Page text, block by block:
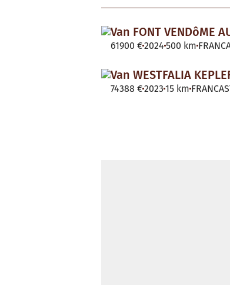
Van FONT VENDôME
61900 €2024 500 km
Van WESTFALIA
74388 €2023 15 km